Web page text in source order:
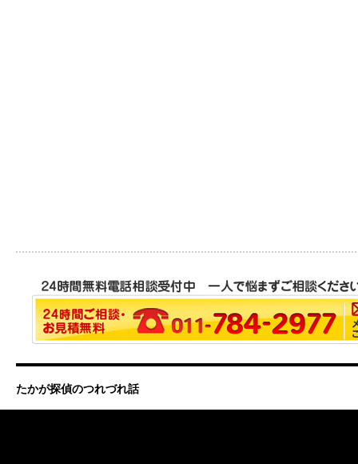
たかが探偵のつれづれ話